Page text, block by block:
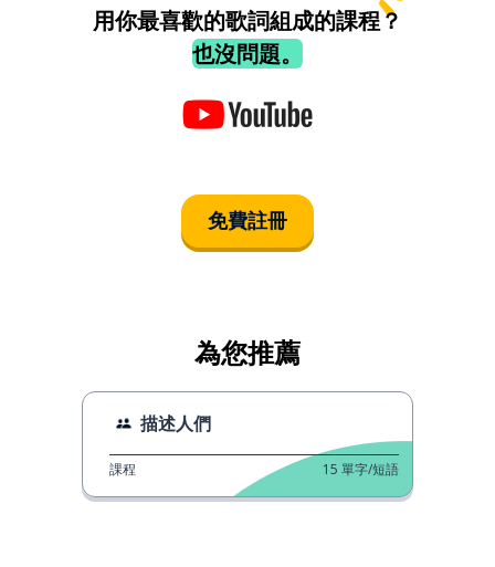
用你最喜歡的歌詞組成的課程？
也沒問題。
免費註冊
為您推薦
描述人們
課程 15 單字/短語